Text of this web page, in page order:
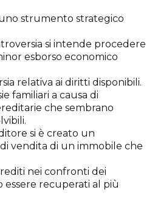
strumento strategico
si intende procedere
esborso economico
relativa ai diritti disponibili.
familiari a causa di
che sembrano
si è creato un
vendita di un immobile che
nei confronti dei
recuperati al più